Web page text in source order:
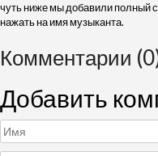
чуть ниже мы добавили полный
нажать на имя музыканта.
Комментарии
Добавить